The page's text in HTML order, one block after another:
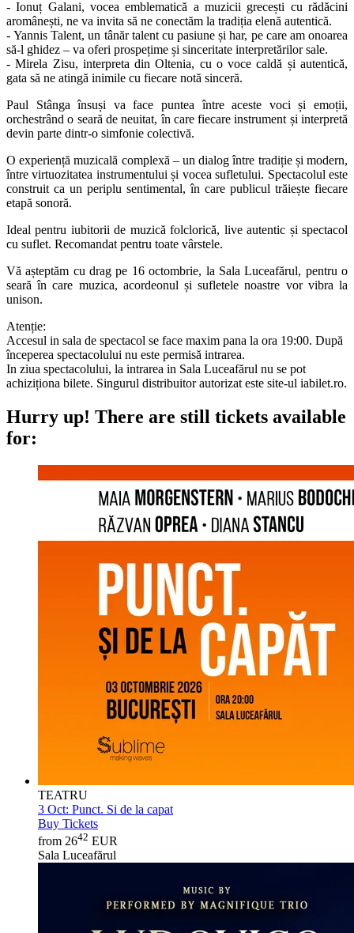
- Ionuț Galani, vocea emblematică a muzicii grecești cu rădăcini
aromânești, ne va invita să ne conectăm la tradiția elenă autentică.
- Yannis Talent, un tânăr talent cu pasiune și har, pe care am onoarea
să-l ghidez – va oferi prospețime și sinceritate interpretărilor sale.
- Mirela Zisu, interpreta din Oltenia, cu o voce caldă și autentică,
gata să ne atingă inimile cu fiecare notă sinceră.
Paul Stânga însuși va face puntea între aceste voci și emoții,
orchestrând o seară de neuitat, în care fiecare instrument și interpretă
devin parte dintr-o simfonie colectivă.
O experiență muzicală complexă – un dialog între tradiție și modern,
între virtuozitatea instrumentului și vocea sufletului. Spectacolul este
construit ca un periplu sentimental, în care publicul trăiește fiecare
etapă sonoră.
Ideal pentru iubitorii de muzică folclorică, live autentic și spectacol
cu suflet. Recomandat pentru toate vârstele.
Vă așteptăm cu drag pe 16 octombrie, la Sala Luceafărul, pentru o
seară în care muzica, acordeonul și sufletele noastre vor vibra la
unison.
Atenție:
Accesul in sala de spectacol se face maxim pana la ora 19:00. După
începerea spectacolului nu este permisă intrarea.
In ziua spectacolului, la intrarea in Sala Luceafărul nu se pot
achiziționa bilete. Singurul distribuitor autorizat este site-ul iabilet.ro.
Hurry up! There are still tickets available
for:
TEATRU
3 Oct: Punct. Si de la capat
Buy Tickets
from 2642 EUR
Sala Luceafărul